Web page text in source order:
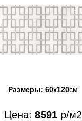
Размеры: 60x120см
Цена: 8591 р/м2